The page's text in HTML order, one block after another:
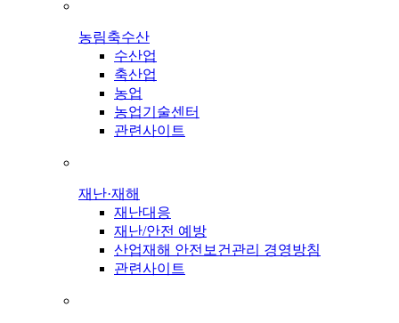
농림축수산
수산업
축산업
농업
농업기술센터
관련사이트
재난·재해
재난대응
재난/안전 예방
산업재해 안전보건관리 경영방침
관련사이트